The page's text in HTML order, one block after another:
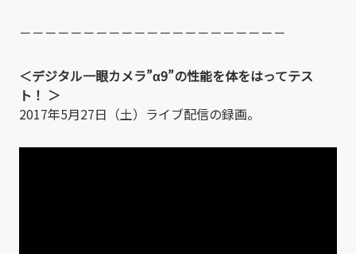
－－－－－－－－－－－－－－－－－－－－－
＜デジタル一眼カメラ”α9”の性能を体をはってテス
ト！ ＞
2017年5月27日（土）ライブ配信の録画。